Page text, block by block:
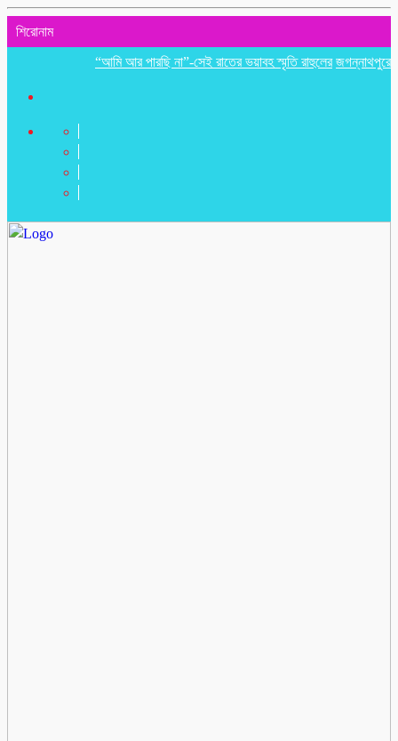
শিরোনাম
“আমি আর পারছি না”-সেই রাতের ভয়াবহ স্মৃতি রাহুলের জগন্নাথপুরে ইউপি